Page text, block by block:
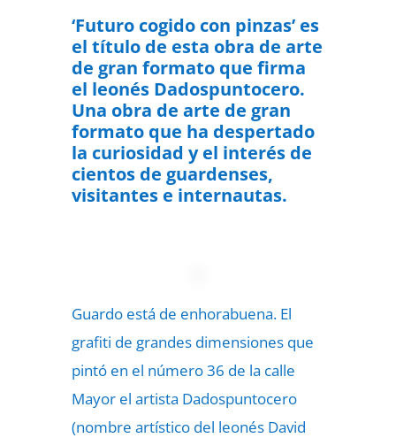
‘Futuro cogido con pinzas’ es
el título de esta obra de arte
de gran formato que firma
el leonés Dadospuntocero.
Una obra de arte de gran
formato que ha despertado
la curiosidad y el interés de
cientos de guardenses,
visitantes e internautas.
Guardo está de enhorabuena. El
grafiti de grandes dimensiones que
pintó en el número 36 de la calle
Mayor el artista Dadospuntocero
(nombre artístico del leonés David